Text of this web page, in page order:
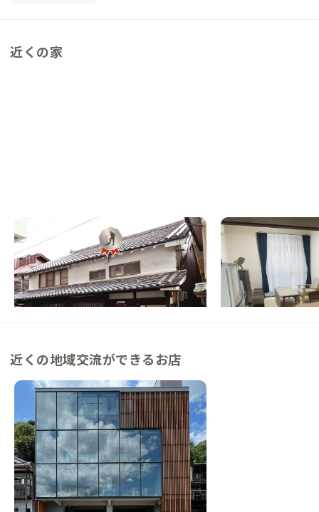
近くの家
吉野B邸
奈良県 ゲストハウス
【吉野川まで徒歩3分】桜の名所にある築10
0年の古民家
この家からの距離 0km
柏原A邸
大阪府 戸建て
【もう、すべらせな
龍田古道の町で川と
この家からの距離 27km
近くの地域交流ができるお店